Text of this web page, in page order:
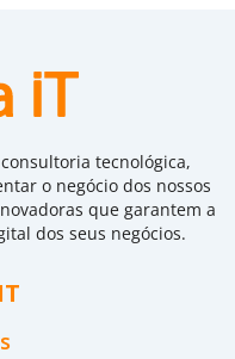
tecnológica,
o negócio dos nossos
que garantem a
dos seus negócios.